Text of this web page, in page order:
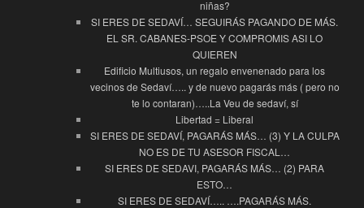
niñas?
SI ERES DE SEDAVÍ… SEGUIRÁS PAGANDO DE MÁS.
EL SR. CABANES-PSOE Y COMPROMIS ASI LO
QUIEREN
Edificio Multiusos, un regalo envenenado para los
vecinos de Sedaví….. y de nuevo pagarás más ( pero no
te lo contaran)…..La Veu de sedaví, sí
Libertad = Liberal
SI ERES DE SEDAVÍ, PAGARÁS MÁS… (3) Y LA CULPA
NO ES DE TU ASESOR FISCAL…
SI ERES DE SEDAVI, PAGARÁS MÁS… (2) PARA
ESTO…
SI ERES DE SEDAVÍ….. ….PAGARÁS MÁS.